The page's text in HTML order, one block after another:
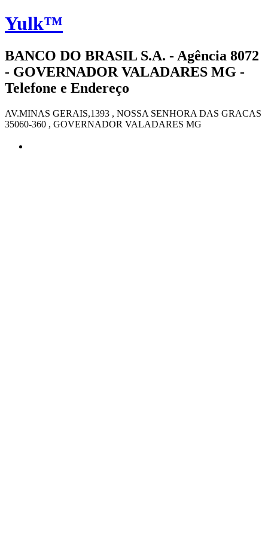
Yulk™
BANCO DO BRASIL S.A. - Agência 8072
- GOVERNADOR VALADARES MG -
Telefone e Endereço
AV.MINAS GERAIS,1393 , NOSSA SENHORA DAS GRACAS
35060-360 , GOVERNADOR VALADARES MG